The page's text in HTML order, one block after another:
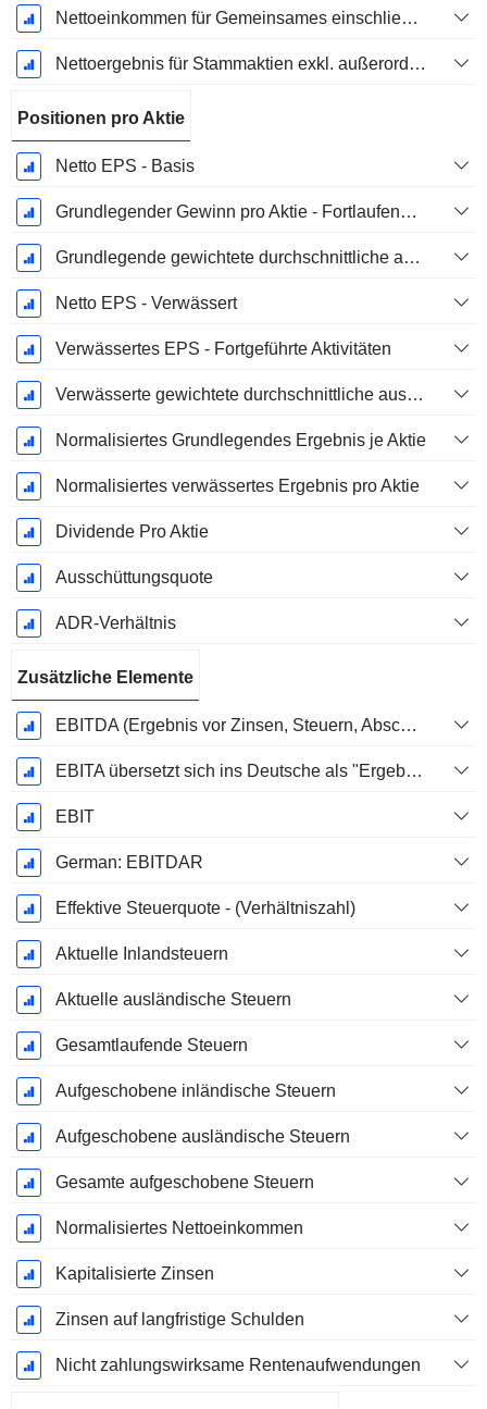
Nettoeinkommen für Gemeinsames einschließlich außerordentlicher Posten
Nettoergebnis für Stammaktien exkl. außerordentliche Posten
Positionen pro Aktie
Netto EPS - Basis
Grundlegender Gewinn pro Aktie - Fortlaufende Geschäftstätigkeit
Grundlegende gewichtete durchschnittliche ausstehende Aktien
Netto EPS - Verwässert
Verwässertes EPS - Fortgeführte Aktivitäten
Verwässerte gewichtete durchschnittliche ausstehende Aktien
Normalisiertes Grundlegendes Ergebnis je Aktie
Normalisiertes verwässertes Ergebnis pro Aktie
Dividende Pro Aktie
Ausschüttungsquote
ADR-Verhältnis
Zusätzliche Elemente
EBITDA (Ergebnis vor Zinsen, Steuern, Abschreibungen auf immaterielle Vermögenswerte und Sachanlagen)
EBITA übersetzt sich ins Deutsche als "Ergebnis vor Zinsen, Steuern und Abschreibungen".
EBIT
German: EBITDAR
Effektive Steuerquote - (Verhältniszahl)
Aktuelle Inlandsteuern
Aktuelle ausländische Steuern
Gesamtlaufende Steuern
Aufgeschobene inländische Steuern
Aufgeschobene ausländische Steuern
Gesamte aufgeschobene Steuern
Normalisiertes Nettoeinkommen
Kapitalisierte Zinsen
Zinsen auf langfristige Schulden
Nicht zahlungswirksame Rentenaufwendungen